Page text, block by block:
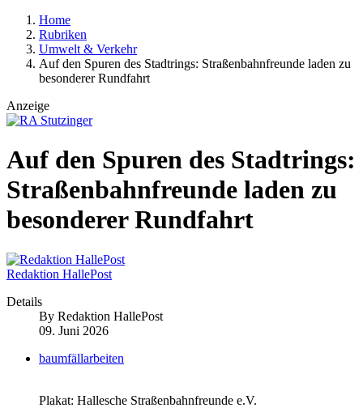
Home
Rubriken
Umwelt & Verkehr
Auf den Spuren des Stadtrings: Straßenbahnfreunde laden zu
besonderer Rundfahrt
Anzeige
Auf den Spuren des Stadtrings:
Straßenbahnfreunde laden zu
besonderer Rundfahrt
Redaktion HallePost
Details
By Redaktion HallePost
09. Juni 2026
baumfällarbeiten
Plakat: Hallesche Straßenbahnfreunde e.V.